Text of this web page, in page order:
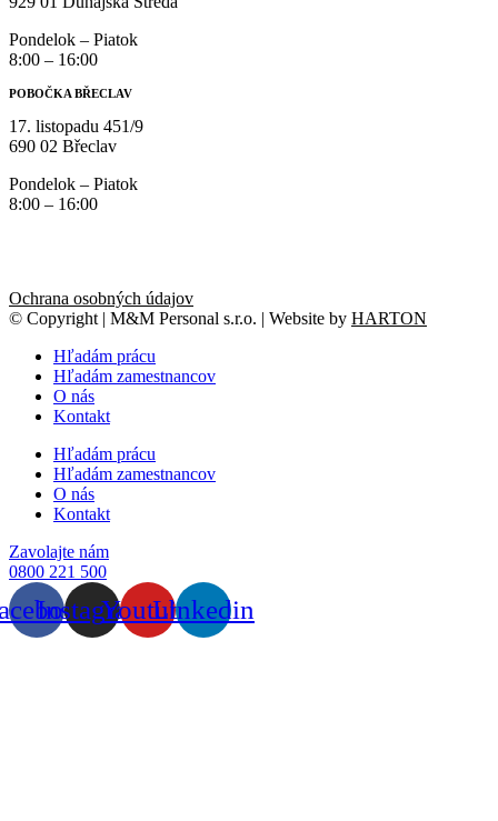
Pondelok – Piatok
8:00 – 16:00
POBOČKA BŘECLAV
17. listopadu 451/9
690 02 Břeclav
Pondelok – Piatok
8:00 – 16:00
Ochrana osobných údajov
© Copyright | M&M Personal s.r.o. | Website by HARTON
Hľadám prácu
Hľadám zamestnancov
O nás
Kontakt
Hľadám prácu
Hľadám zamestnancov
O nás
Kontakt
Zavolajte nám
0800 221 500
InstagramYoutubeLinkedin